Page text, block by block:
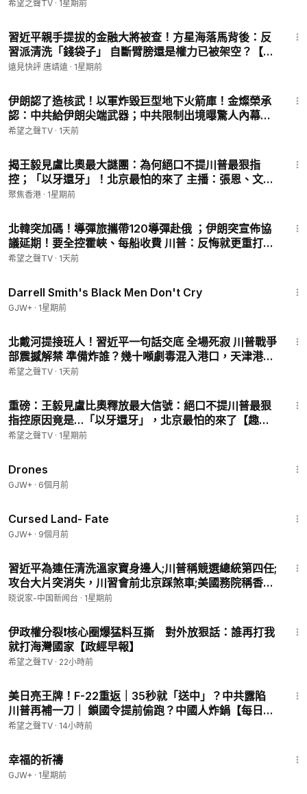
🍀自動翻牆APP ►https://x.co/ohope
訂閱電子報👉https://landofhope.tv/%E9%AB%98%E6%B
D%94-email
希望之聲TV （SOH TV）每天會為您及時報導中國、香港，台
灣、美國、歐洲等全世界的最新新聞，我們的新聞直播會有知名
評論員分析當前的時政新聞、即時新聞和實時新聞等; 希望之聲
治下的中國命運將如何，中國觀察節目會通過紀錄片及記者採訪
為您及時報導。
----------------------
希望之聲TV · 1星期前
習近平親手提拔的金融大將被查！方星海落馬背後：反
習派清洗「錢袋子」 自斷臂膀還是權力已被架空？【每
日直播精華】遠見快評｜2026.07.25 @靖遠開講#美伊
遠見快評 唐靖遠 · 1星期前
伊朗認了造核武！以軍炸毀巨型地下火箭庫！金燦榮承
認：中共給伊朗尖端武器；中共限制出境曝驚人內幕；
朝鮮導彈部隊秘入俄國【北美新聞】
希望之聲TV · 1天前
揭王毅見盧比奧最大謎團：為何絕口不提川普最狠指
控；「以牙還牙」！北京最怕的來了 主播：張恩、文傑
【時事熱評】
聚焦香港 · 1星期前
北韓突加碼！導彈旅攜帶120導彈赴俄 ；伊朗突宣佈協
議延期！要全控霍峽、每船收費 川普：反悔就更重打擊
白宮駁彈藥見底 【政經早報】
希望之聲TV · 1天前
Darrell Smith's Black Men Don't Cry
GJW+ · 1星期前
北戴河提接班人！習近平一句話交底 全場死寂 川普戰爭
部震撼解禁 準備炸誰？幾十噸劇毒混入港口，天津港驚
魂差點重演！【兩岸要聞】
希望之聲TV · 1天前
重磅：王毅見盧比奧釋放最大信號：絕口不提川普最狠
指控原因竟是…「以牙還牙」，北京最怕的來了【趣談
天下事】
希望之聲TV · 1星期前
Drones
GJW+ · 6個月前
Cursed Land- Fate
GJW+ · 9個月前
習近平為連任清洗溫家寶身邊人;川普稱競選總統第四任;
攻台大片突消失，川習會前北京踩煞車;美國務院稱香港
特殊經貿地位未恢復!
晓说家-中国新闻台 · 1星期前
伊政權分裂❗️核心圈爆猛料互撕 對外放狠話：誰再打我
就打海灣國家【政經早報】
希望之聲TV · 22小時前
美日亮王牌！F-22重返｜35秒就「送中」？中共露陷
川普再補一刀｜ 鎖國令提前偷跑？中國人炸鍋【每日頭
條】
希望之聲TV · 14小時前
幸福的祈禱
GJW+ · 1星期前